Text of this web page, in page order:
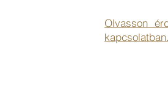
Olvasson